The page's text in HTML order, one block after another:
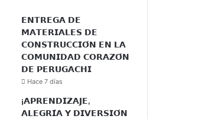
𝗘𝗡𝗧𝗥𝗘𝗚𝗔 𝗗𝗘
𝗠𝗔𝗧𝗘𝗥𝗜𝗔𝗟𝗘𝗦 𝗗𝗘
𝗖𝗢𝗡𝗦𝗧𝗥𝗨𝗖𝗖𝗜𝗢́𝗡 𝗘𝗡 𝗟𝗔
𝗖𝗢𝗠𝗨𝗡𝗜𝗗𝗔𝗗 𝗖𝗢𝗥𝗔𝗭𝗢́𝗡
𝗗𝗘 𝗣𝗘𝗥𝗨𝗚𝗔𝗖𝗛𝗜
Hace 7 días
¡𝗔𝗣𝗥𝗘𝗡𝗗𝗜𝗭𝗔𝗝𝗘,
𝗔𝗟𝗘𝗚𝗥𝗜́𝗔 𝗬 𝗗𝗜𝗩𝗘𝗥𝗦𝗜𝗢́𝗡